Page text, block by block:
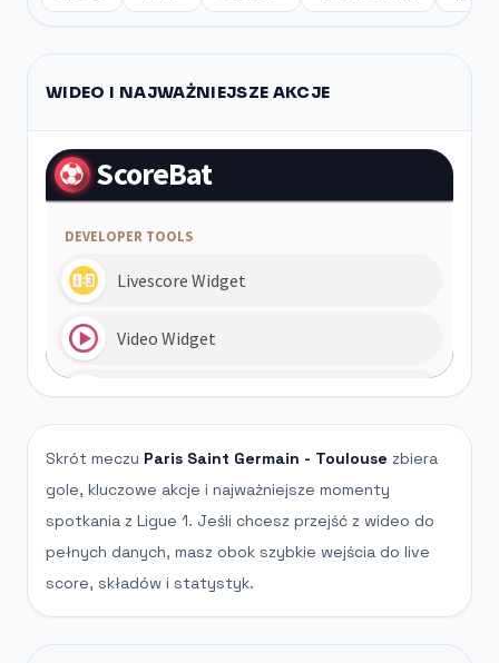
WIDEO I NAJWAŻNIEJSZE AKCJE
Skrót meczu Paris Saint Germain - Toulouse zbiera
gole, kluczowe akcje i najważniejsze momenty
spotkania z Ligue 1. Jeśli chcesz przejść z wideo do
pełnych danych, masz obok szybkie wejścia do live
score, składów i statystyk.